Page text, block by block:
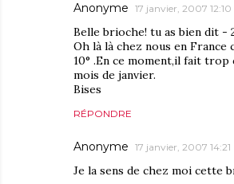
Anonyme 17 janvier, 2007 12:10
Belle brioche! tu as bien dit -
Oh là là chez nous en France
10° .En ce moment,il fait trop
mois de janvier.
Bises
RÉPONDRE
Anonyme 17 janvier, 2007 14:21
Je la sens de chez moi cette